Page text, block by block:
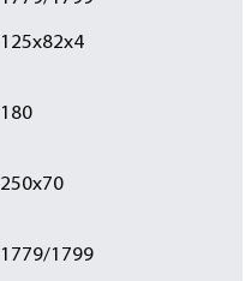
125х82х4
180
250х70
1779/1799